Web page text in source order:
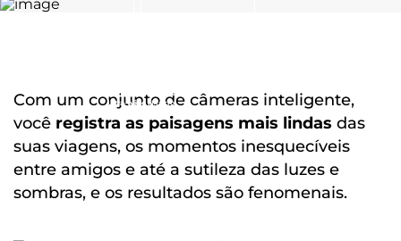
Conectividade
850/900/1700/1900/2100 MHz 4G - LTE B1 /B2 /B3 /B4 /B5 /B7
/B8 /B12 /B13 /B17 /B18 /B19 /B20 /B25 /B26 /B28 /B38 /B39
/B40 /B41 /B42 /B43 /B66 5G - (SA | NSA | DSS) NR n1 /n2 /n3
/n5 /n7 /n8 /n20 /n26 /n28 /n38 /n40 /n41 /n66 /n75 /n77 /n78
NFC
4x mais perto
Ultra-wide | Macro
Com um conjunto de câmeras inteligente,
você registra as paisagens mais lindas das
suas viagens, os momentos inesquecíveis
entre amigos e até a sutileza das luzes e
sombras, e os resultados são fenomenais.